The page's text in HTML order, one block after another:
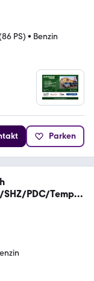
PS) • Benzin
Parken
PDC/Tempo